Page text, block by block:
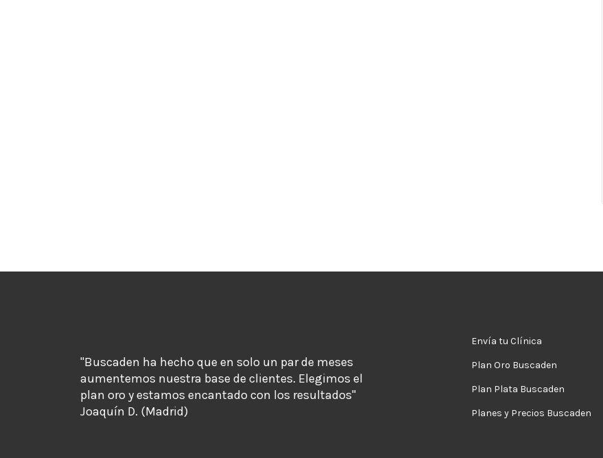
"Buscaden ha hecho que en solo un par de meses
aumentemos nuestra base de clientes. Elegimos el
plan oro y estamos encantado con los resultados"
Joaquín D. (Madrid)
Envía tu Clínica
Plan Oro Buscaden
Plan Plata Buscaden
Planes y Precios Buscaden